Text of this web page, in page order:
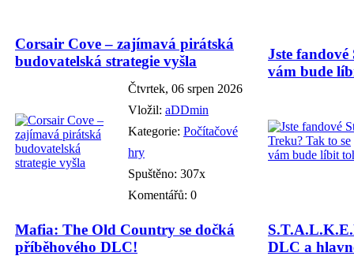
Corsair Cove – zajímavá pirátská
budovatelská strategie vyšla
Čtvrtek, 06 srpen 2026
Vložil: aDDmin
Kategorie: Počítačové
hry
Spuštěno: 307x
Komentářů: 0
Jste
vám bude
Mafia: The Old Country se dočká
příběhového DLC!
DLC a